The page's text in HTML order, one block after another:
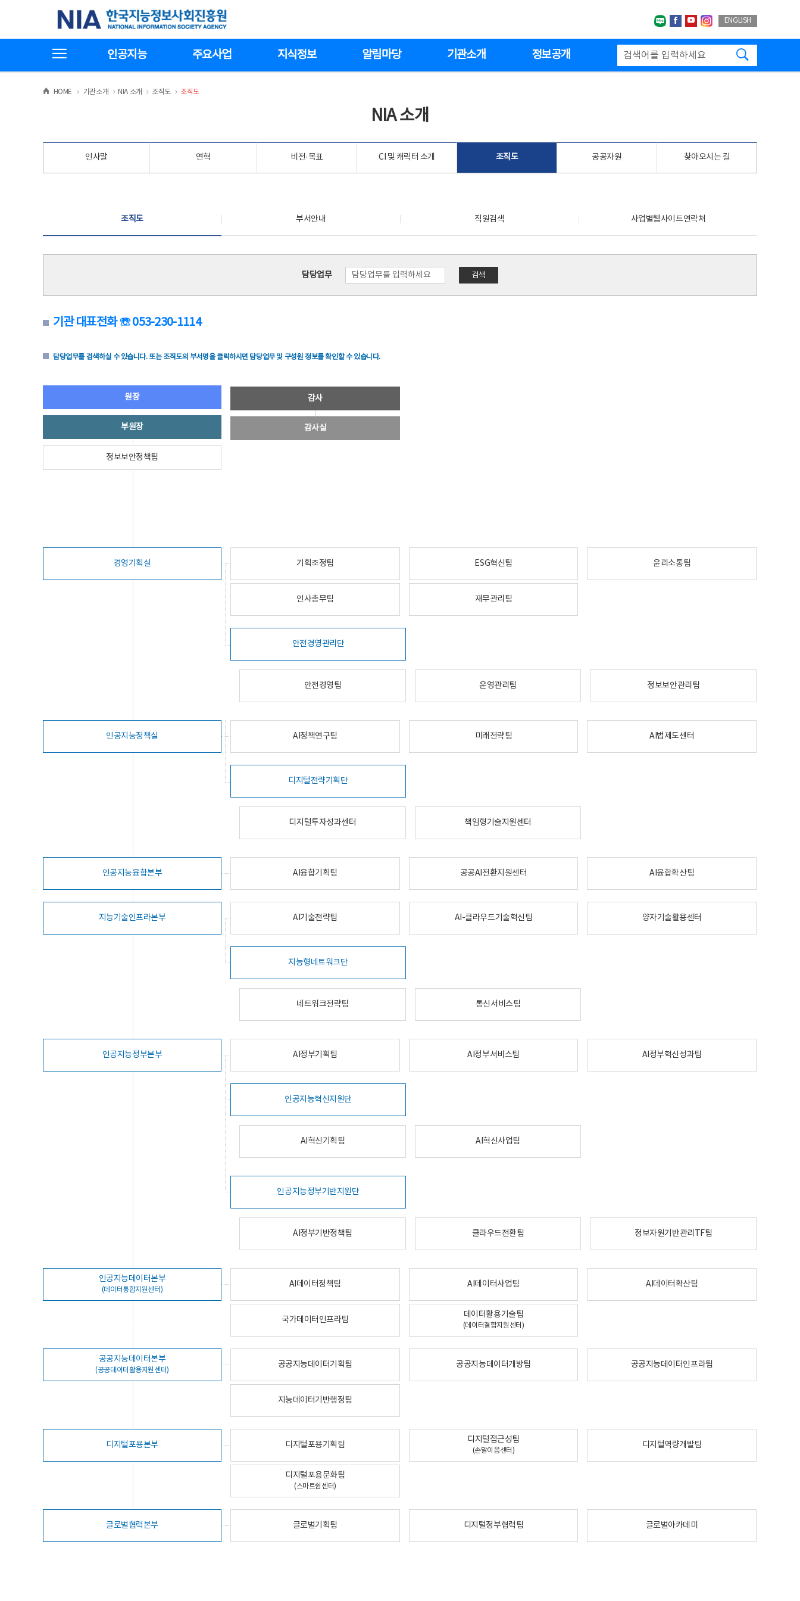
기
한국지능정보사회진흥원
네이버블로그
페이스북
유투브인스타그랩
ENGLISH
인공지능 주요사업 지식정보 알림마당 기관소개 정보공개
HOME >
기관소개 >NIA 소개 >
조직도 >
조직도
NIA 소개
인사말 연혁 비전·목표 CI 및 캐릭터 소개 조직도 공공자원 찾아오시는 길
조직도 부서안내 직원검색 사업별웹사이트연락처
담당업무 검색
기관 대표전화 ☏ 053-230-1114
담당업무를 검색하실 수 있습니다. 또는 조직도의 부서명을 클릭하시면 담당업무 및 구성원 정보를 확인할 수 있습니다.
원장
부원장
정보보안정책팀
감사
감사실
경영기획실 기획조정팀 ESG혁신팀 윤리소통팀
인사총무팀 재무관리팀
안전경영관리단
안전경영팀 운영관리팀 정보보안관리팀
인공지능정책실 AI정책연구팀 미래전략팀 AI법제도센터
디지털전략기획단
디지털투자성과센터 책임형기술지원센터
인공지능융합본부 AI융합기획팀 공공AI전환지원센터 AI융합확산팀
지능기술인프라본부 AI기술전략팀 AI-클라우드기술혁신팀 양자기술활용센터
지능형네트워크단
네트워크전략팀 통신서비스팀
인공지능정부본부 AI정부기획팀 AI정부서비스팀 AI정부혁신성과팀
인공지능혁신지원단
AI혁신기획팀 AI혁신사업팀
인공지능정부기반지원단
AI정부기반정책팀 클라우드전환팀 정보자원기반관리TF팀
인공지능데이터본부
(데이터통합지원센터)
AI데이터정책팀 AI데이터사업팀 AI데이터확산팀
국가데이터인프라팀
데이터활용기술팀
(데이터결합지원센터)
공공지능데이터본부
(공공데이터활용지원센터)
공공지능데이터기획팀 공공지능데이터개방팀 공공지능데이터인프라팀
지능데이터기반행정팀
디지털포용본부 디지털포용기획팀
디지털접근성팀
(손말이음센터)
디지털역량개발팀
디지털포용문화팀
(스마트쉼센터)
글로벌협력본부 글로벌기획팀 디지털정부협력팀 글로벌아카데미